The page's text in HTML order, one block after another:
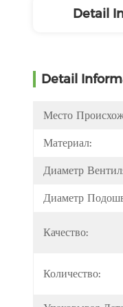
Detail
Detail
Место
Материал:
Диаметр
Диаметр
Качество:
Количество: